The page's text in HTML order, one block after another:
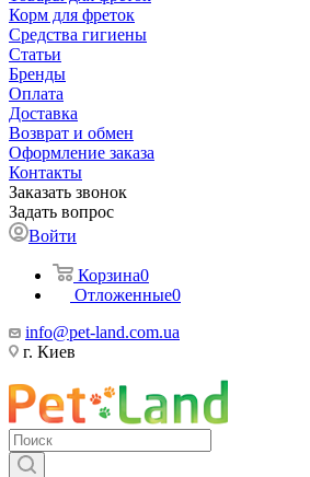
Корм для фреток
Средства гигиены
Статьи
Бренды
Оплата
Доставка
Возврат и обмен
Оформление заказа
Контакты
Заказать звонок
Задать вопрос
Войти
Корзина0
Отложенные0
info@pet-land.com.ua
г. Киев